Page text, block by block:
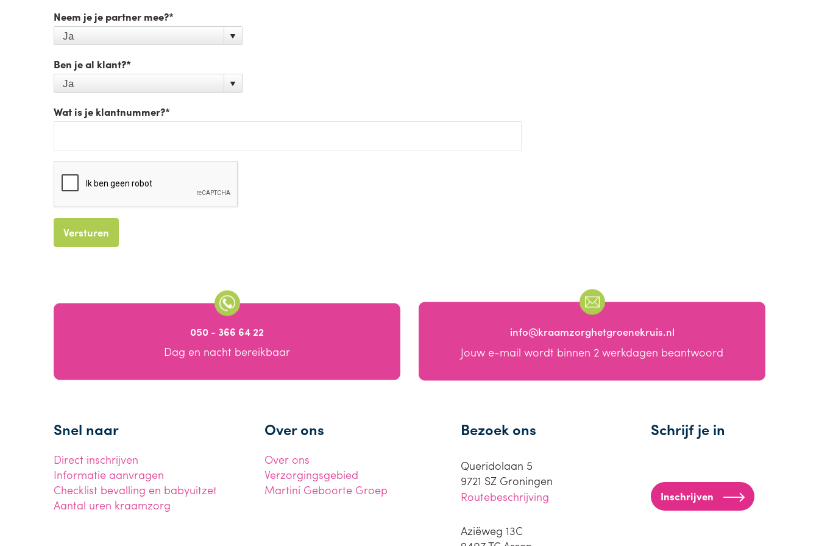
Neem je je partner mee?*
Ben je al klant?*
Wat is je klantnummer?*
050 - 366 64 22
Dag en nacht bereikbaar
info@kraamzorghetgroenekruis.nl
Jouw e-mail wordt binnen 2 werkdagen beantwoord
Snel naar
Direct inschrijven
Informatie aanvragen
Checklist bevalling en babyuitzet
Aantal uren kraamzorg
Over ons
Over ons
Verzorgingsgebied
Martini Geboorte Groep
Bezoek ons
Queridolaan 5
9721 SZ Groningen
Routebeschrijving
Aziëweg 13C
Schrijf je in
Inschrijven